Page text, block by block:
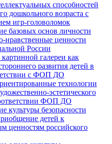
способностей
дошкольного возраста с
игр-головоломок
базовых основ личности
нравственные ценности
России
галереи как
развития детей в
с ФОП ДО
технологии
эстетического
ФОП ДО
культуры безопасности
детей к
ценностям российского